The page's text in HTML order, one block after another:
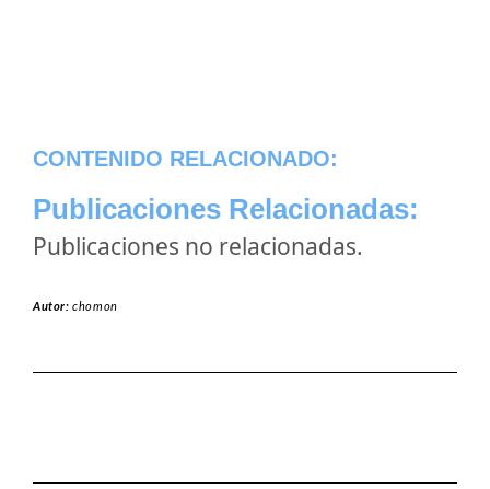
CONTENIDO RELACIONADO:
Publicaciones Relacionadas:
Publicaciones no relacionadas.
Autor:chomon